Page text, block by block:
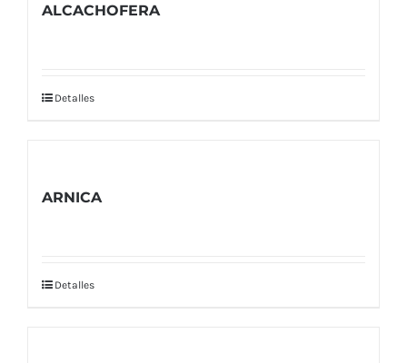
ALCACHOFERA
Detalles
ARNICA
Detalles